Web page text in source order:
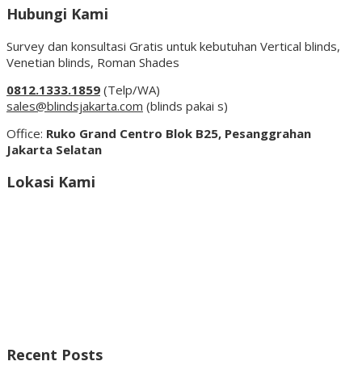
Hubungi Kami
Survey dan konsultasi Gratis untuk kebutuhan Vertical blinds,
Venetian blinds, Roman Shades
0812.1333.1859 (Telp/WA)
sales@blindsjakarta.com (blinds pakai s)
Office: Ruko Grand Centro Blok B25, Pesanggrahan
Jakarta Selatan
Lokasi Kami
Recent Posts